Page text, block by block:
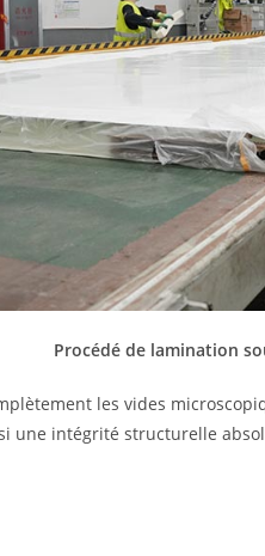
Procédé de lamination
les vides
une intégrité structurelle